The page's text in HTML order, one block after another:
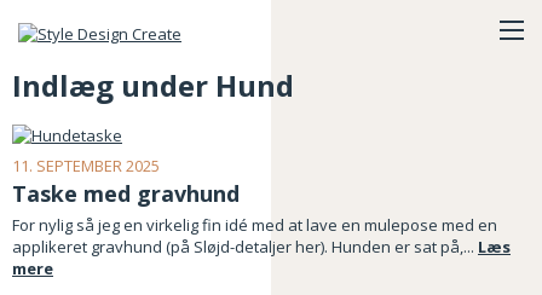
Indlæg under Hund
11. SEPTEMBER 2025
Taske med gravhund
For nylig så jeg en virkelig fin idé med at lave en mulepose med en
applikeret gravhund (på Sløjd-detaljer her). Hunden er sat på,... Læs
mere